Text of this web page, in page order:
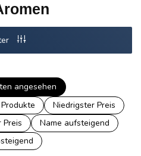
angesehen
Niedrigster Preis
Preis
Name aufsteigend